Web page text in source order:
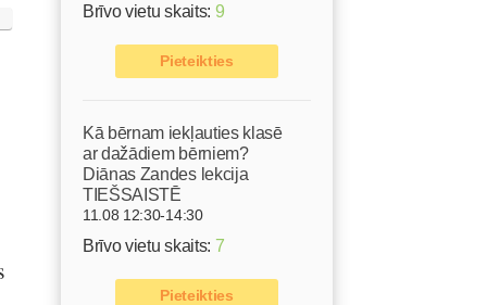
Brīvo vietu skaits: 9
Pieteikties
Kā bērnam iekļauties klasē
ar dažādiem bērniem?
Diānas Zandes lekcija
TIEŠSAISTĒ
11.08 12:30-14:30
Brīvo vietu skaits: 7
Pieteikties